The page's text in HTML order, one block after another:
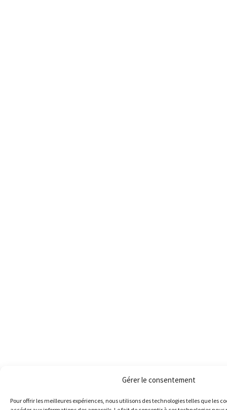
Gérer le consentement
Pour offrir les meilleures expériences, nous utilisons des technologies telles que les